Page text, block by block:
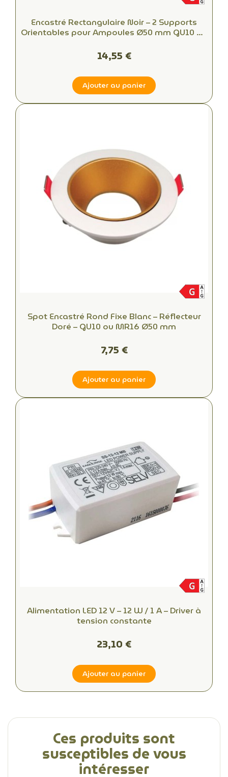
Encastré Rectangulaire Noir – 2 Supports
Orientables pour Ampoules Ø50 mm GU10 ou
14,55 €
Ajouter au panier
Spot Encastré Rond Fixe Blanc – Réflecteur
Doré – GU10 ou MR16 Ø50 mm
7,75 €
Ajouter au panier
Alimentation LED 12 V – 12 W / 1 A – Driver à
tension constante
23,10 €
Ajouter au panier
Ces produits sont
susceptibles de vous
intéresser